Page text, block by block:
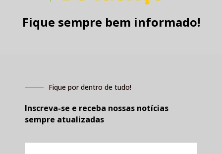
Fique sempre bem informado!
Fique por dentro de tudo!
Inscreva-se e receba nossas notícias
sempre atualizadas